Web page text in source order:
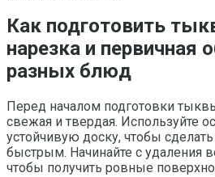
Как подготовить
нарезка и первичная
разных блюд
Перед началом подготовки
свежая и твердая. Используйте
устойчивую доску, чтобы
быстрым. Начинайте с удаления
чтобы получить ровные